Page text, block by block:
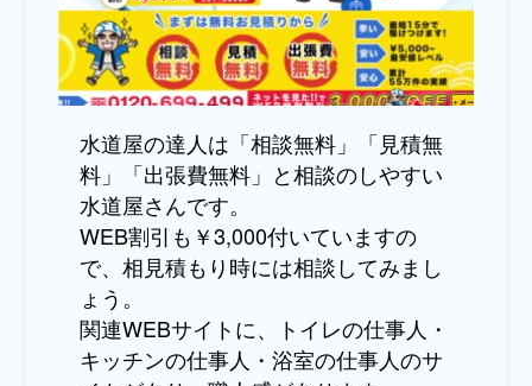
水道屋の達人は「相談無料」「見積無
料」「出張費無料」と相談のしやすい
水道屋さんです。
WEB割引も￥3,000付いていますの
で、相見積もり時には相談してみまし
ょう。
関連WEBサイトに、トイレの仕事人・
キッチンの仕事人・浴室の仕事人のサ